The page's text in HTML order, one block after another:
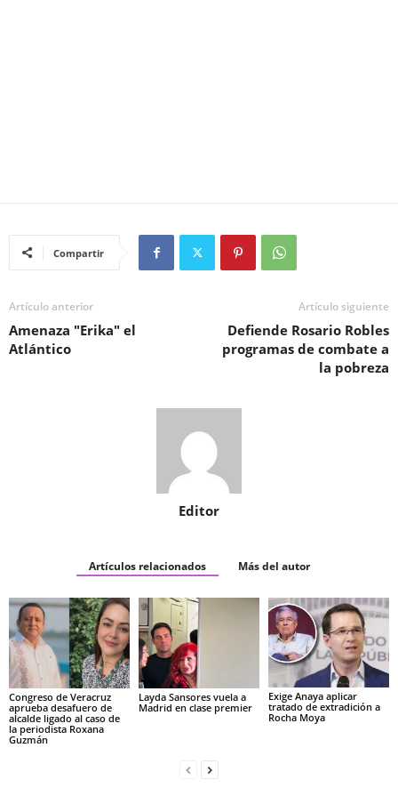
Compartir
Artículo anterior
Amenaza "Erika" el
Atlántico
Artículo siguiente
Defiende Rosario Robles
programas de combate a
la pobreza
Editor
Artículos relacionados Más del autor
Congreso de Veracruz
aprueba desafuero de
alcalde ligado al caso de
la periodista Roxana
Guzmán
Layda Sansores vuela a
Madrid en clase premier
Exige Anaya aplicar
tratado de extradición a
Rocha Moya